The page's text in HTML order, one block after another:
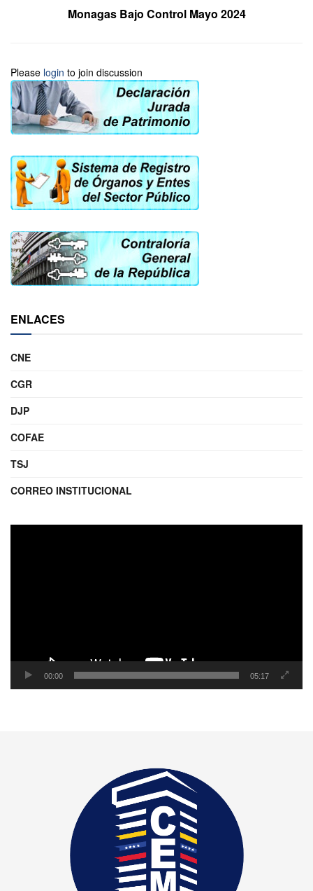
Monagas Bajo Control Mayo 2024
Please login to join discussion
ENLACES
CNE
CGR
DJP
COFAE
TSJ
CORREO INSTITUCIONAL
00:00 05:17